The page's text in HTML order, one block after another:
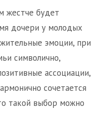
жестче будет
дочери у молодых
эмоции, при
символично,
ассоциации,
сочетается
такой выбор можно